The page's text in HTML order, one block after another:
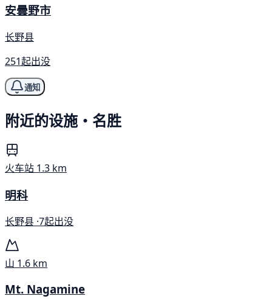
安曇野市
长野县
251起出没
通知
附近的设施・名胜
火车站 1.3 km
明科
长野县 ·7起出没
山 1.6 km
Mt. Nagamine